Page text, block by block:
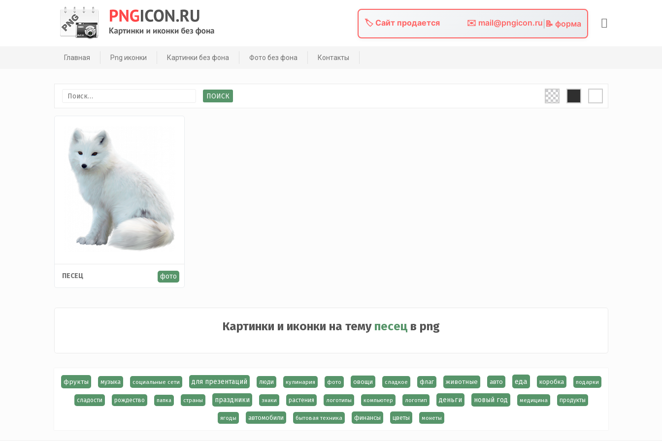
🏷️ Сайт продается ✉️ mail@pngicon.ru 📝 форма
Главная Png иконки Картинки без фона Фото без фона Контакты
Найти:
ПЕСЕЦ фото
Картинки и иконки на тему песец в png
фрукты музыка социальные сети для презентаций люди кулинария фото овощи сладкое флаг животные авто еда коробка подарки
сладости рождество папка страны праздники знаки растения логотипы компьютер логотип деньги новый год медицина продукты
ягоды автомобили бытовая техника финансы цветы монеты